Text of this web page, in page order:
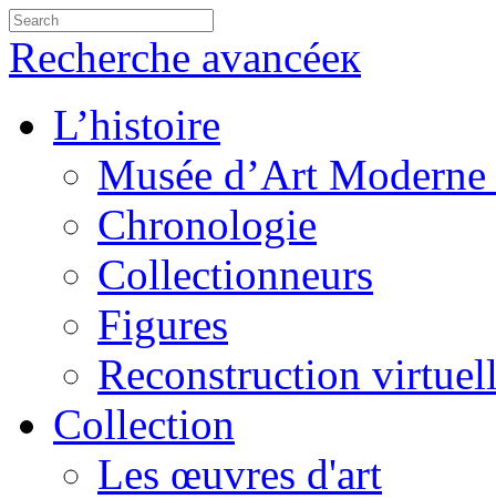
Recherche avancéeк
L’histoire
Musée d’Art
Chronologie
Collectionneurs
Figures
Reconstruction
Collection
Les œuvres d'art